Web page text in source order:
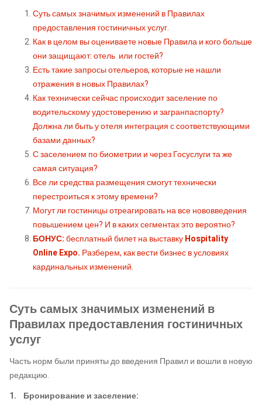
Суть самых значимых изменений в Правилах
предоставления гостиничных услуг.
Как в целом вы оцениваете новые Правила и кого больше
они защищают: отель или гостей?
Есть такие запросы отельеров, которые не нашли
отражения в новых Правилах?
Как технически сейчас происходит заселение по
водительскому удостоверению и загранпаспорту?
Должна ли быть у отеля интеграция с соответствующими
базами данных?
С заселением по биометрии и через Госуслуги та же
самая ситуация?
Все ли средства размещения смогут технически
перестроиться к этому времени?
Могут ли гостиницы отреагировать на все нововведения
повышением цен? И в каких сегментах это вероятно?
БОНУС:бесплатный билет на выставкуHospitality
Online Expo. Разберем, как вести бизнес в условиях
кардинальных изменений.
Суть самых значимых изменений в
Правилах предоставления гостиничных
услуг
Часть норм были приняты до введения Правил и вошли в новую
редакцию.
1. Бронирование и заселение: